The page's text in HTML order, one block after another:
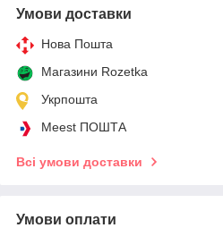
Умови доставки
Нова Пошта
Магазини Rozetka
Укрпошта
Meest ПОШТА
Всі умови доставки
Умови оплати